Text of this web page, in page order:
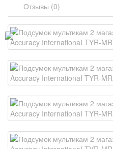
Отзывы (0)